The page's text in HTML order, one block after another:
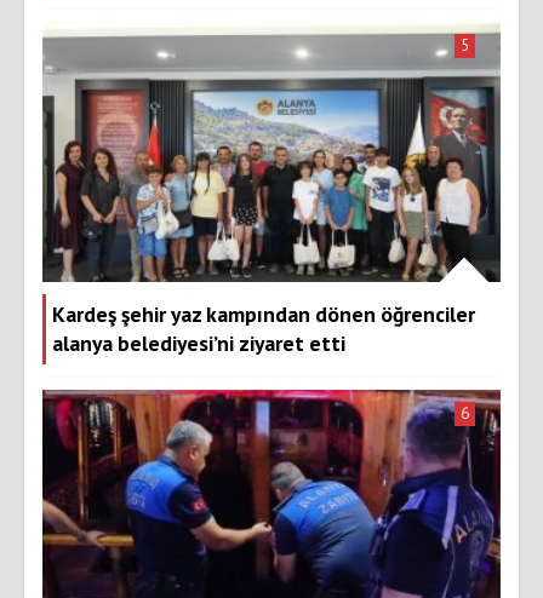
Kardeş şehir yaz kampından dönen öğrenciler
alanya belediyesi’ni ziyaret etti
5
6